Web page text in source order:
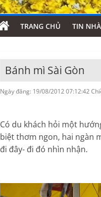
TRANG CHỦ TIN NHÀ
Bánh mì Sài Gòn
Ngày đăng: 19/08/2012 07:12:42
Có du khách hỏi một
biệt thơm ngon, hai ngàn
đi đây- đi đó nhìn nhận.